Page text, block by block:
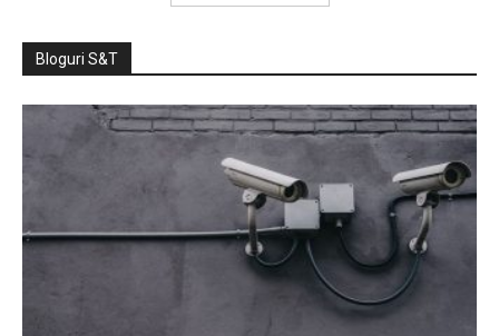
Bloguri S&T